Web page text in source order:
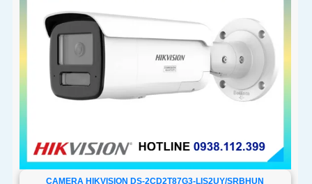
CAMERA HIKVISION DS-2CD2T87G3-LIS2UY/SRBHUN